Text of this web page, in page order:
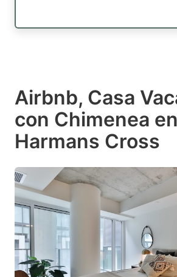
Airbnb, Casa
con Chimenea en
Harmans Cross